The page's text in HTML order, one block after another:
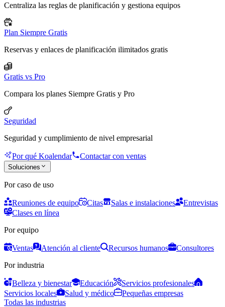
Centraliza las reglas de planificación y gestiona equipos
Plan Siempre Gratis
Reservas y enlaces de planificación ilimitados gratis
Gratis vs Pro
Compara los planes Siempre Gratis y Pro
Seguridad
Seguridad y cumplimiento de nivel empresarial
Por qué Koalendar Contactar con ventas
Soluciones
Por caso de uso
Reuniones de equipo Citas Salas e instalaciones
Entrevistas
Clases en línea
Por equipo
Ventas Atención al cliente Recursos humanos
Consultores
Por industria
Belleza y bienestar Educación
Servicios profesionales
Servicios locales
Salud y médico
Pequeñas empresas
Todas las industrias